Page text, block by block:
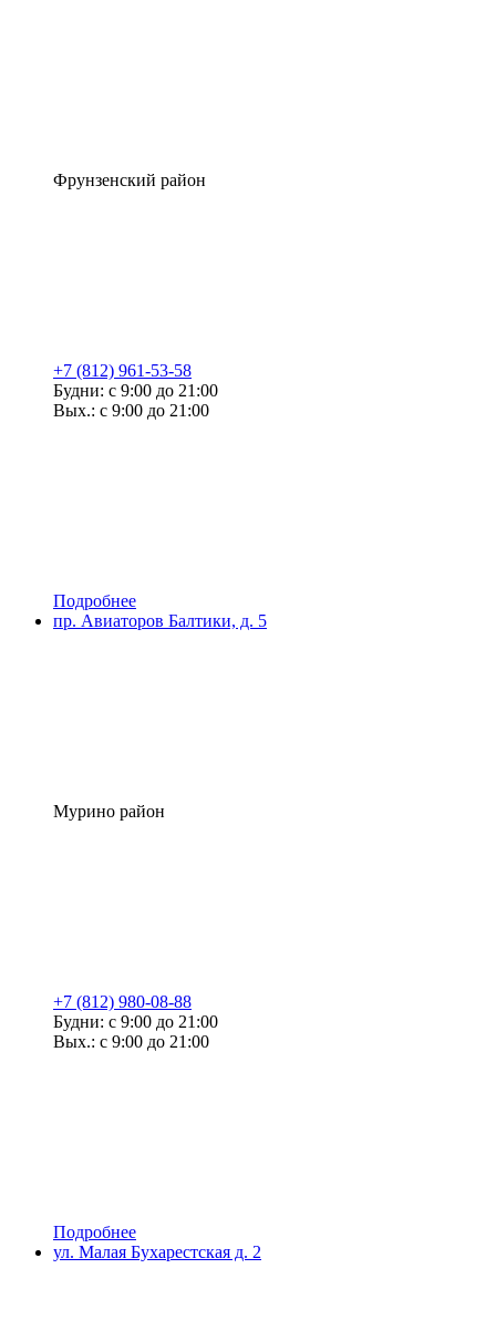
Фрунзенский район
+7 (812) 961-53-58
Будни: с 9:00 до 21:00
Вых.: с 9:00 до 21:00
Подробнее
пр. Авиаторов Балтики, д. 5
Мурино район
+7 (812) 980-08-88
Будни: с 9:00 до 21:00
Вых.: с 9:00 до 21:00
Подробнее
ул. Малая Бухарестская д. 2